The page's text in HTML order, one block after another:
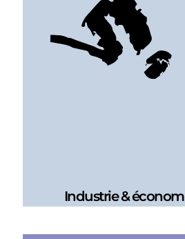
Industrie &